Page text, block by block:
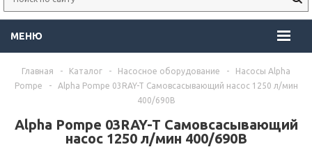
МЕНЮ
Главная - Каталог - Насосное оборудование -
Насосы Alpha
Pompe
-
Alpha Pompe 03RAY-T Самовсасывающий насос 1250 л/мин
400/690В
Alpha Pompe 03RAY-T Самовсасывающий
насос 1250 л/мин 400/690В